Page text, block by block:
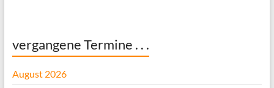
vergangene Termine . . .
August 2026